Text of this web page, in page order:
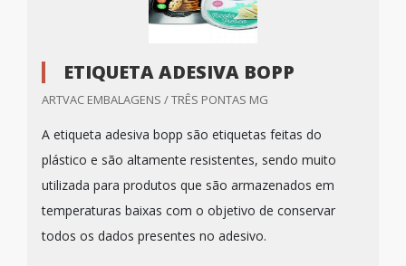
ETIQUETA ADESIVA BOPP
ARTVAC EMBALAGENS / TRÊS PONTAS MG
A etiqueta adesiva bopp são etiquetas feitas do
plástico e são altamente resistentes, sendo muito
utilizada para produtos que são armazenados em
temperaturas baixas com o objetivo de conservar
todos os dados presentes no adesivo.